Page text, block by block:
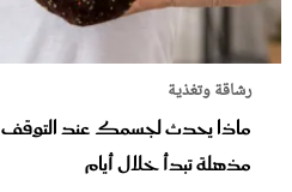
رشاقة وتغذية
ماذا يحدث لجسمك عند التوقف
مذهلة تبدأ خلال أيام